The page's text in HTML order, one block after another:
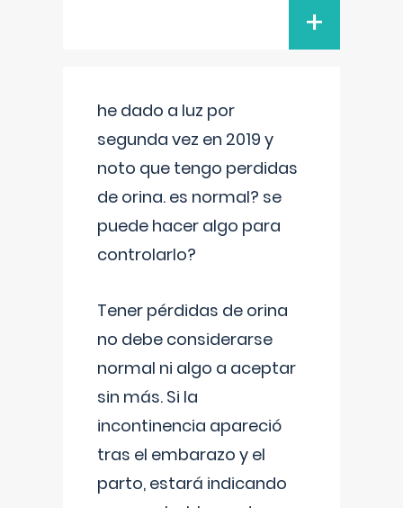
+
he dado a luz por
segunda vez en 2019 y
noto que tengo perdidas
de orina. es normal? se
puede hacer algo para
controlarlo?
Tener pérdidas de orina
no debe considerarse
normal ni algo a aceptar
sin más. Si la
incontinencia apareció
tras el embarazo y el
parto, estará indicando